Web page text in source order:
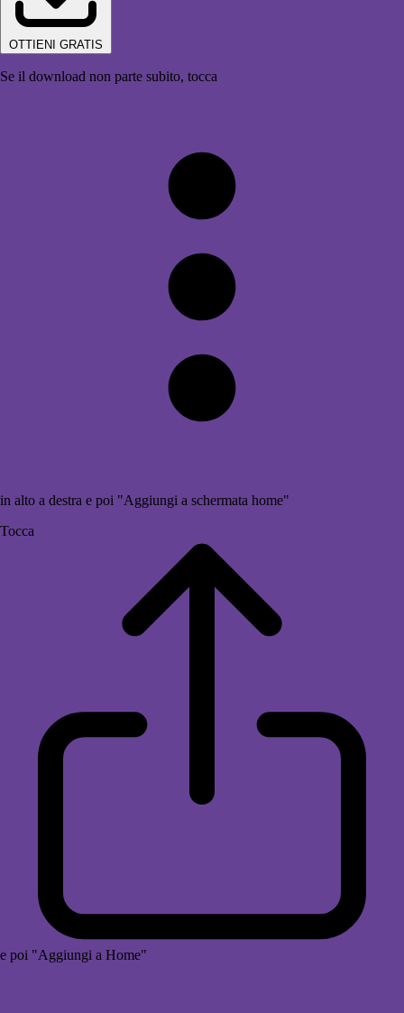
OTTIENI GRATIS
Se il download non parte subito, tocca
in alto a destra e poi "Aggiungi a schermata home"
Tocca
e poi "Aggiungi a Home"